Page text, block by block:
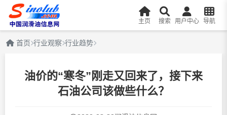
主页 搜索 用户中心 导航
首页 行业观察 行业趋势
油价的“寒冬”刚走又回来了，接下来
石油公司该做些什么？